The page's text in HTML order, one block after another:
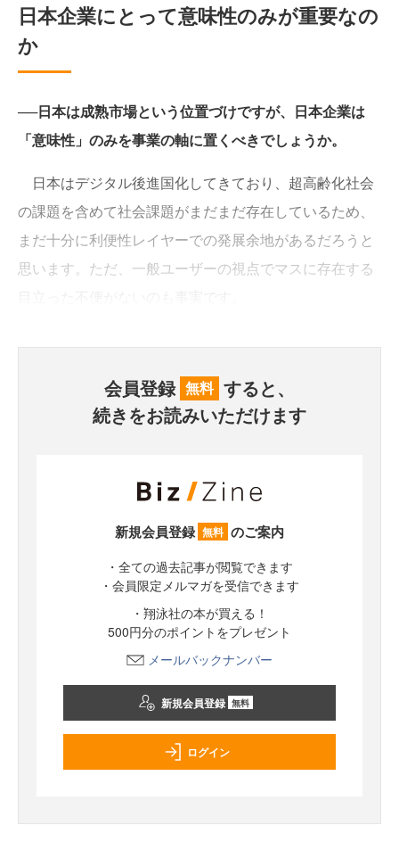
日本企業にとって意味性のみが重要なの
か
──日本は成熟市場という位置づけですが、日本企業は
「意味性」のみを事業の軸に置くべきでしょうか。
日本はデジタル後進国化してきており、超高齢化社会
の課題を含めて社会課題がまだまだ存在しているため、
まだ十分に利便性レイヤーでの発展余地があるだろうと
思います。ただ、一般ユーザーの視点でマスに存在する
会員登録 無料 すると、
続きをお読みいただけます
新規会員登録 無料 のご案内
・全ての過去記事が閲覧できます
・会員限定メルマガを受信できます
・翔泳社の本が買える！
500円分のポイントをプレゼント
メールバックナンバー
新規会員登録 無料
ログイン